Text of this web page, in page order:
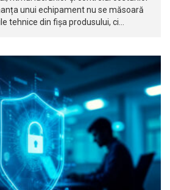
unui echipament nu se măsoară
tehnice din fișa produsului, ci…